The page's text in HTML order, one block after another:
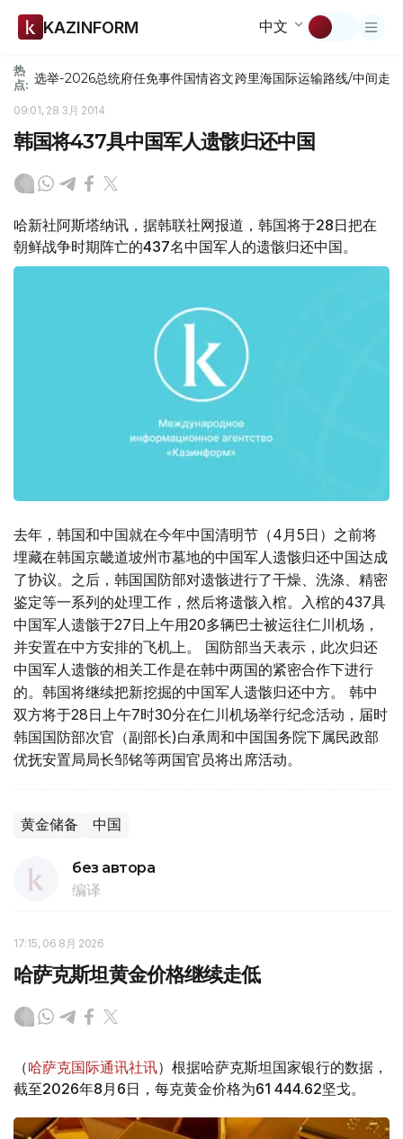
KAZINFORM 中文
热
点: 选举-2026总统府任免事件国情咨文跨里海国际运输路线/中间走廊
09:01, 28 3月 2014
韩国将437具中国军人遗骸归还中国
哈新社阿斯塔纳讯，据韩联社网报道，韩国将于28日把在
朝鲜战争时期阵亡的437名中国军人的遗骸归还中国。
去年，韩国和中国就在今年中国清明节（4月5日）之前将
埋藏在韩国京畿道坡州市墓地的中国军人遗骸归还中国达成
了协议。之后，韩国国防部对遗骸进行了干燥、洗涤、精密
鉴定等一系列的处理工作，然后将遗骸入棺。入棺的437具
中国军人遗骸于27日上午用20多辆巴士被运往仁川机场，
并安置在中方安排的飞机上。 国防部当天表示，此次归还
中国军人遗骸的相关工作是在韩中两国的紧密合作下进行
的。韩国将继续把新挖掘的中国军人遗骸归还中方。 韩中
双方将于28日上午7时30分在仁川机场举行纪念活动，届时
韩国国防部次官（副部长)白承周和中国国务院下属民政部
优抚安置局局长邹铭等两国官员将出席活动。
黄金储备 中国
без автора
编译
17:15, 06 8月 2026
哈萨克斯坦黄金价格继续走低
（哈萨克国际通讯社讯）根据哈萨克斯坦国家银行的数据，
截至2026年8月6日，每克黄金价格为61 444.62坚戈。